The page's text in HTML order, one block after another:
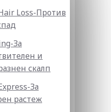
Loss-Против
За
и
скалп
За
растеж